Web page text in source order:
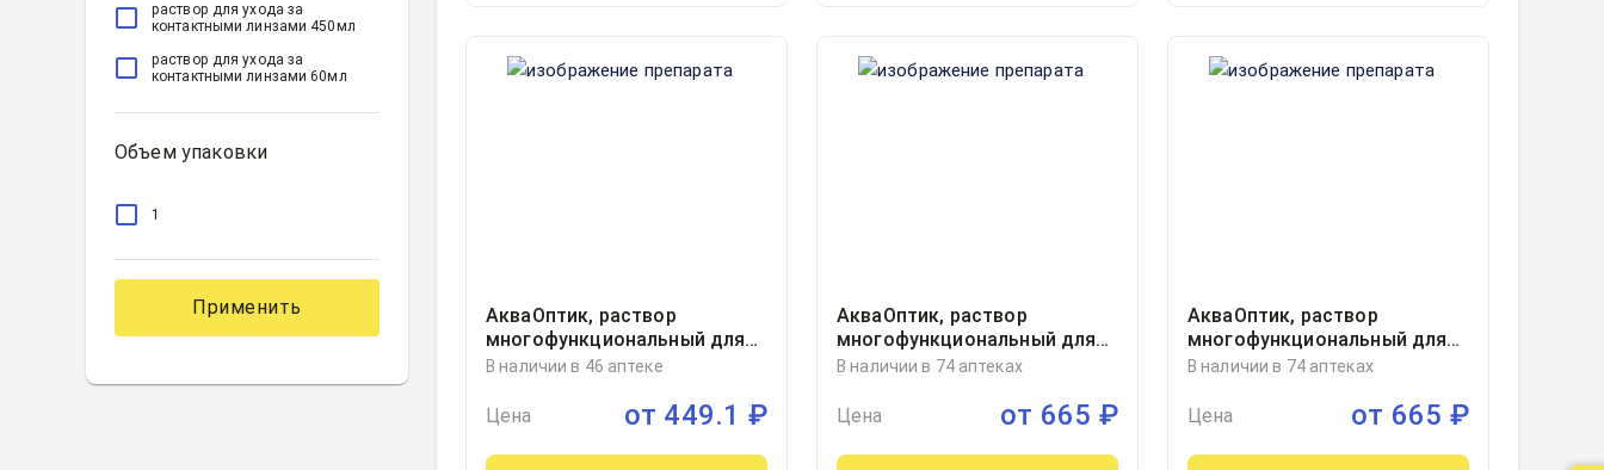
раствор для ухода за
контактными линзами 450мл
раствор для ухода за
контактными линзами 60мл
Объем упаковки
1
Применить
АкваОптик, раствор
многофункциональный для
ухода за контактными
ООО, Россия
В наличии в 46 аптеке
Цена от 449.1 ₽
АкваОптик, раствор
многофункциональный для
ухода за контактными
В наличии в 74 аптеках
Цена от 665 ₽
АкваОптик, раствор
многофункциональный для
ухода за контактными
ООО, Россия
В наличии в 74 аптеках
Цена от 665 ₽